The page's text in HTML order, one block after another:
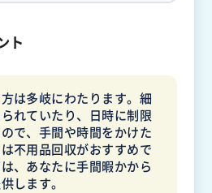
ト
は多岐にわたります。細
れていたり、日時に制限
で、手間や時間をかけた
不用品回収がおすすめで
、あなたに手間暇かから
します。